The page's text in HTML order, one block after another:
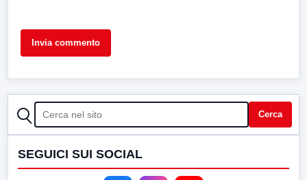
CERCA Cerca
SEGUICI SUI SOCIAL